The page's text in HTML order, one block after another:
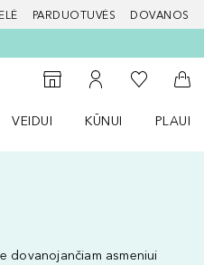
PARDUOTUVĖS DOVANOS
Į parduotuvių paiešką
Į mano paskyrą
Į mano
Į
VEIDUI
KŪNUI
dovanojančiam asmeniui